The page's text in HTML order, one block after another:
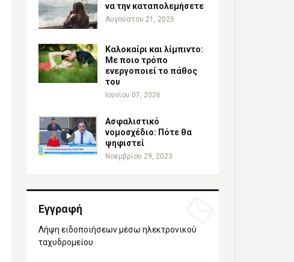
να την καταπολεμήσετε
Αυγούστου 21, 2025
Καλοκαίρι και λίμπιντο:
Με ποιο τρόπο
ενεργοποιεί το πάθος
του
Ιουνίου 07, 2026
Ασφαλιστικό
νομοσχέδιο: Πότε θα
ψηφιστεί
Νοεμβρίου 29, 2023
Εγγραφή
Λήψη ειδοποιήσεων μέσω ηλεκτρονικού
ταχυδρομείου